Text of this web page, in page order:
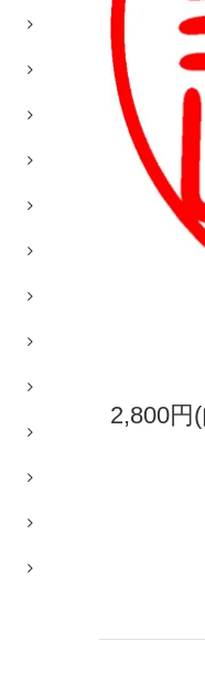
2,800円